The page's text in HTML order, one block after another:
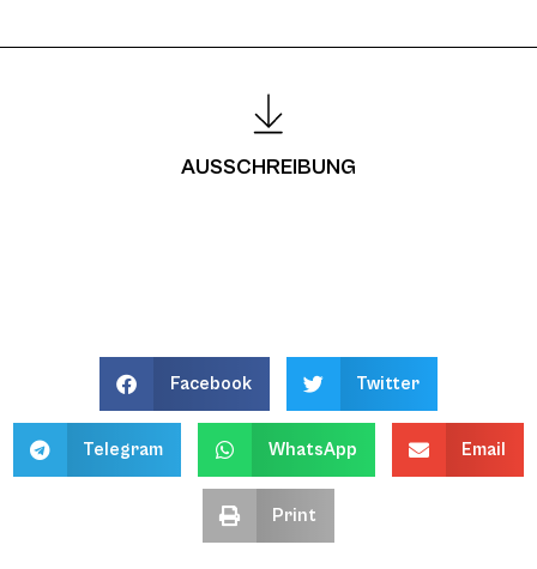
AUSSCHREIBUNG
Facebook Twitter
Telegram WhatsApp Email
Print